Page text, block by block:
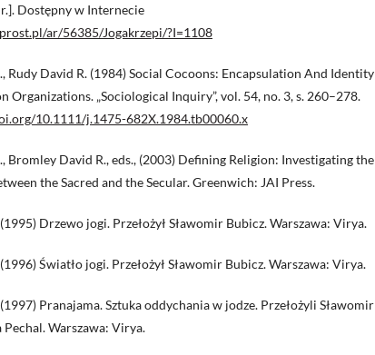
Dostępny w Internecie
ar/56385/Jogakrzepi/?I=1108
Rudy David R. (1984) Social Cocoons: Encapsulation And Identity
Organizations. „Sociological Inquiry”, vol. 54, no. 3, s. 260–278.
10.1111/j.1475-682X.1984.tb00060.x
Bromley David R., eds., (2003) Defining Religion: Investigating the
the Sacred and the Secular. Greenwich: JAI Press.
Drzewo jogi. Przełożył Sławomir Bubicz. Warszawa: Virya.
Światło jogi. Przełożył Sławomir Bubicz. Warszawa: Virya.
Pranajama. Sztuka oddychania w jodze. Przełożyli Sławomir
Pechal. Warszawa: Virya.